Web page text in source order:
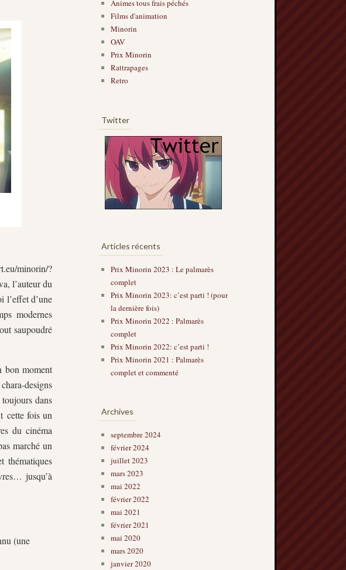
minorin/?
l’auteur du
l’effet d’une
modernes
saupoudré
bon moment
designs
dans
cette fois un
du cinéma
marché un
thématiques
jusqu’à
(une
Animes tous frais péchés
Films d'animation
Minorin
OAV
Prix Minorin
Rattrapages
Retro
Twitter
Articles récents
Prix Minorin 2023 : Le palmarès
complet
Prix Minorin 2023: c’est parti ! (pour
la dernière fois)
Prix Minorin 2022 : Palmarès
complet
Prix Minorin 2022: c’est parti !
Prix Minorin 2021 : Palmarès
complet et commenté
Archives
septembre 2024
février 2024
juillet 2023
mars 2023
mai 2022
février 2022
mai 2021
février 2021
mai 2020
mars 2020
janvier 2020